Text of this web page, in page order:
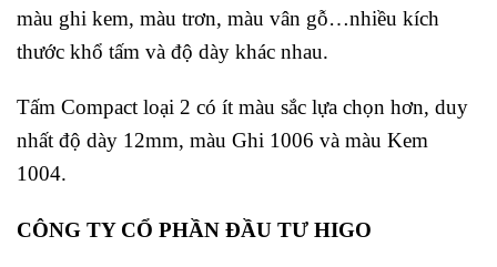
màu ghi kem, màu trơn, màu vân gỗ…nhiều kích
thước khổ tấm và độ dày khác nhau.
Tấm Compact loại 2 có ít màu sắc lựa chọn hơn, duy
nhất độ dày 12mm, màu Ghi 1006 và màu Kem
1004.
CÔNG TY CỔ PHẦN ĐẦU TƯ HIGO